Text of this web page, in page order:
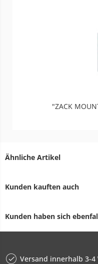
"ZACK
Ähnliche Artikel
Kunden kauften auch
Kunden haben sich
Versand innerhalb 3-4